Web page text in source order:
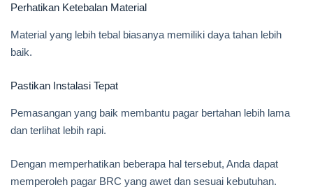
Perhatikan Ketebalan Material
Material yang lebih tebal biasanya memiliki daya tahan lebih
baik.
Pastikan Instalasi Tepat
Pemasangan yang baik membantu pagar bertahan lebih lama
dan terlihat lebih rapi.
Dengan memperhatikan beberapa hal tersebut, Anda dapat
memperoleh pagar BRC yang awet dan sesuai kebutuhan.